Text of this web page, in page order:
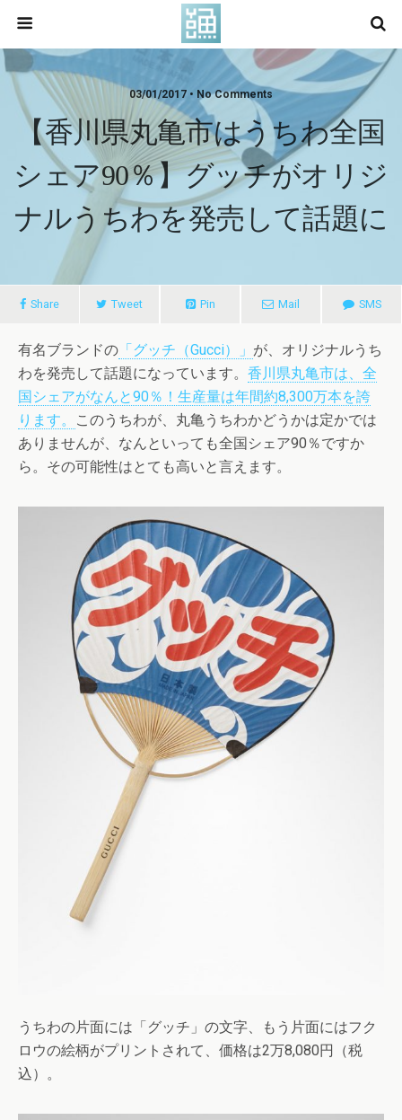
03/01/2017 • No Comments
【香川県丸亀市はうちわ全国
シェア90％】グッチがオリジ
ナルうちわを発売して話題に
Share Tweet Pin Mail SMS
有名ブランドの 「グッチ（Gucci）」 が、オリジナルうち
わを発売して話題になっています。 香川県丸亀市は、全
国シェアがなんと90％！生産量は年間約8,300万本を誇
ります。
このうちわが、丸亀うちわかどうかは定かでは
ありませんが、なんといっても全国シェア90％ですか
ら。その可能性はとても高いと言えます。
うちわの片面には「グッチ」の文字、もう片面にはフク
ロウの絵柄がプリントされて、価格は2万8,080円（税
込）。